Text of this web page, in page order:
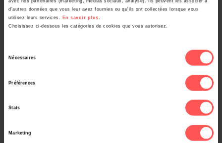
avec nos partenaires (marketing, médias sociaux, analyse). Ils peuvent les associer à
d'autres données que vous leur avez fournies ou qu'ils ont collectées lorsque vous
utilisez leurs services. En savoir plus.
Choisissez ci-dessous les catégories de cookies que vous autorisez.
Nécessaires
Préférences
Stats
Marketing
À lire aussi
Deux noms de famille et plusieurs prénoms :